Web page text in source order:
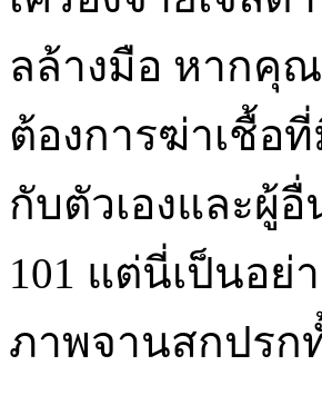
ลล้างมือ หากคุ
ต้องการฆ่าเชื้อ
กับตัวเองและผู้อื่
101 แต่นี่เป็นอย่
ภาพจานสกปรก